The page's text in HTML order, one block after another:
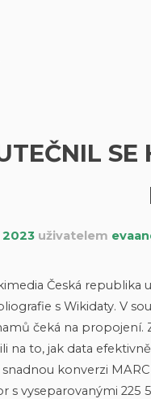
2023uživatelem
Česká
s Wikidaty. V
čeká na
na to, jak data
konverzi
s vyseparovanými 225